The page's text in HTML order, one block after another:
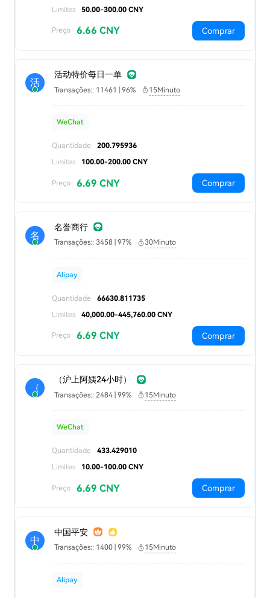
Limites
50.00-300.00 CNY
Preço 6.66 CNY Comprar
活
活动特价每日一单
Transações:: 11461 | 96% 15Minuto
WeChat
Quantidade
200.795936
Limites
100.00-200.00 CNY
Preço 6.69 CNY Comprar
名
名誉商行
Transações:: 3458 | 97% 30Minuto
Alipay
Quantidade
66630.811735
Limites
40,000.00-445,760.00 CNY
Preço 6.69 CNY Comprar
（
（沪上阿姨24小时）
Transações:: 2484 | 99% 15Minuto
WeChat
Quantidade
433.429010
Limites
10.00-100.00 CNY
Preço 6.69 CNY Comprar
中
中国平安
Transações:: 1400 | 99% 15Minuto
Alipay